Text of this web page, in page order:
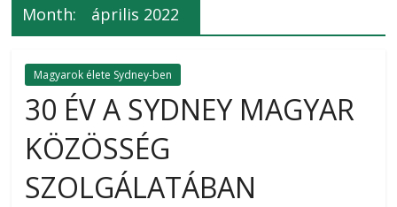
Month: április 2022
Magyarok élete Sydney-ben
30 ÉV A SYDNEY MAGYAR
KÖZÖSSÉG
SZOLGÁLATÁBAN